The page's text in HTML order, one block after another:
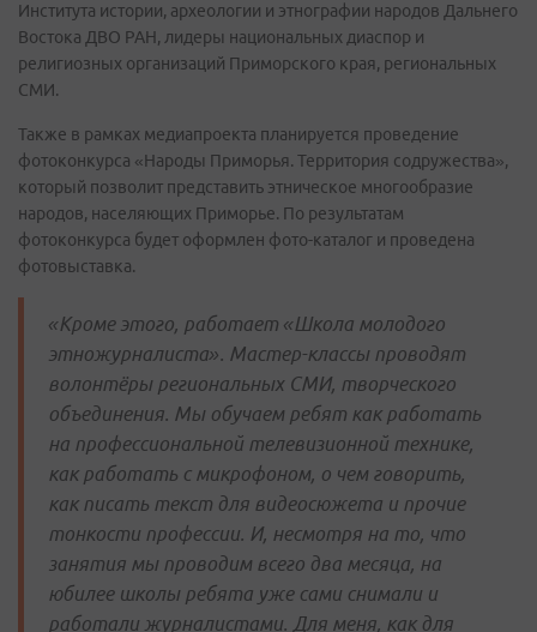
Института истории, археологии и этнографии народов Дальнего
Востока ДВО РАН, лидеры национальных диаспор и
религиозных организаций Приморского края, региональных
СМИ.
Также в рамках медиапроекта планируется проведение
фотоконкурса «Народы Приморья. Территория содружества»,
который позволит представить этническое многообразие
народов, населяющих Приморье. По результатам
фотоконкурса будет оформлен фото-каталог и проведена
фотовыставка.
«Кроме этого, работает «Школа молодого
этножурналиста». Мастер-классы проводят
волонтёры региональных СМИ, творческого
объединения. Мы обучаем ребят как работать
на профессиональной телевизионной технике,
как работать с микрофоном, о чем говорить,
как писать текст для видеосюжета и прочие
тонкости профессии. И, несмотря на то, что
занятия мы проводим всего два месяца, на
юбилее школы ребята уже сами снимали и
работали журналистами. Для меня, как для